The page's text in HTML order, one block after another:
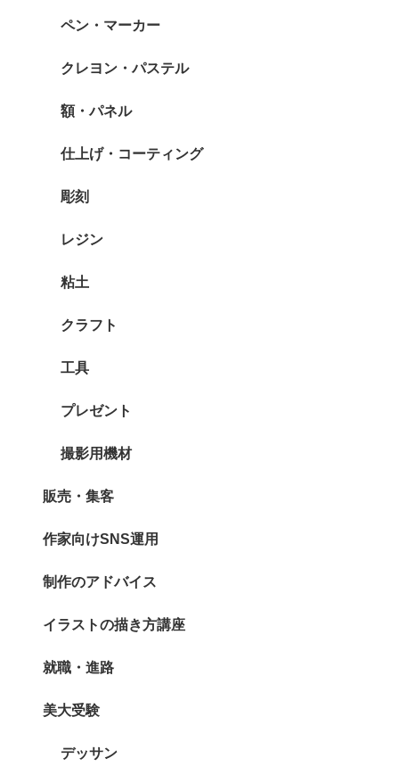
ペン・マーカー
クレヨン・パステル
額・パネル
仕上げ・コーティング
彫刻
レジン
粘土
クラフト
工具
プレゼント
撮影用機材
販売・集客
作家向けSNS運用
制作のアドバイス
イラストの描き方講座
就職・進路
美大受験
デッサン